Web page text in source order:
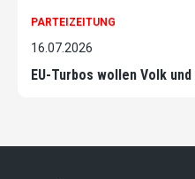
PARTEIZEITUNG
16.07.2026
EU-Turbos wollen Volk